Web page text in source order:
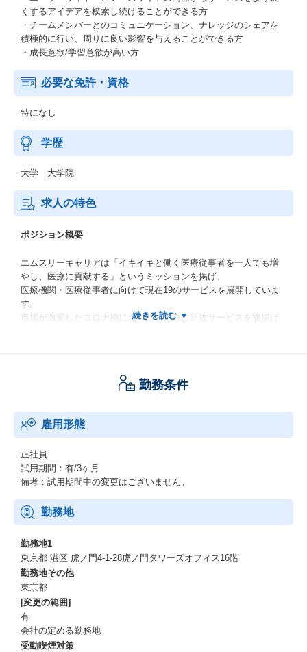
くするアイデアを模索し続けることができる方
・チームメンバーとのコミュニケーション、ナレッジのシェアを
積極的に行い、周りに良い影響を与えることができる方
・成長意欲/学習意欲が高い方
必要な免許・資格
特になし
学歴
大学 大学院
求人の特色
ポジション概要
エムスリーキャリアは「イキイキと働く医療従事者を一人でも増
やし、医療に貢献する」というミッションを掲げ、
医療機関・医療従事者に向けて現在19のサービスを展開していま
す。
市場が激変したコロナ禍においても果敢に新規サービスを旗揚げ
求職者（＝医師）と医療機関をマッチングさせるため、医師向
け、医療機関向けそれぞれプロダクト（求人サイト、採用ツー
しかし、現状は、プロダクト戦略およびUI/UXデザイン領域には多
くの課題＝伸びしろがあり、プロダクト強化に注力したく、本領
域を推進いただける方を募集します。
プロダクト戦略の策定とサービス全体のUXデザインを行う、非常
にやりがいと事業インパクトの大きいポジションです。
プロダクト例
※下記は既存のサイト・プロダクト例です。新規プロダクト開発
も業務範囲に含みます
医師向け：
「m3.com CAREER」（https://career.m3.com/）：医師のための
総合転職支援サイト
「m3.com CAREERアプリ」(https://m3comlp.m3.com/lp/m3caree
r/m3career_app)：医師 求人検索アプリ
医療機関向け：
勤務条件
雇用形態
正社員
試用期間：有/3ヶ月
備考：試用期間中の変更はございません。
勤務地
勤務地1
東京都 港区 虎ノ門4-1-28虎ノ門タワーズオフィス16階
勤務地その他
東京都
[変更の範囲]
有
会社の定める勤務地
受動喫煙対策